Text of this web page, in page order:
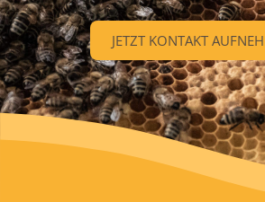
JETZT KONTAKT